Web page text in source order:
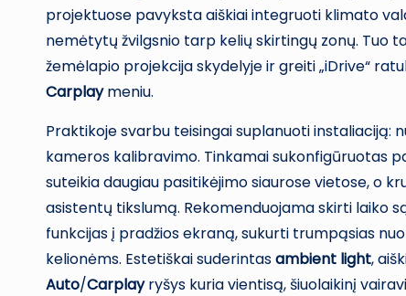
projektuose pavyksta aiškiai integruoti klimato
nemėtytų žvilgsnio tarp kelių skirtingų zonų. Tuo
žemėlapio projekcija skydelyje ir greiti „iDrive“
Carplaymeniu.
Praktikoje svarbu teisingai suplanuoti instaliaciją:
kameros kalibravimo. Tinkamai sukonfigūruotas
suteikia daugiau pasitikėjimo siaurose vietose, o
asistentų tikslumą. Rekomenduojama skirti laiko
funkcijas į pradžios ekraną, sukurti trumpąsias
kelionėms. Estetiškai suderintasambient light,
Auto/Carplayryšys kuria vientisą, šiuolaikinį